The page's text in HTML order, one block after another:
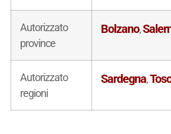
Autorizzato
province
Bolzano,
Autorizzato
regioni
Sardegna,